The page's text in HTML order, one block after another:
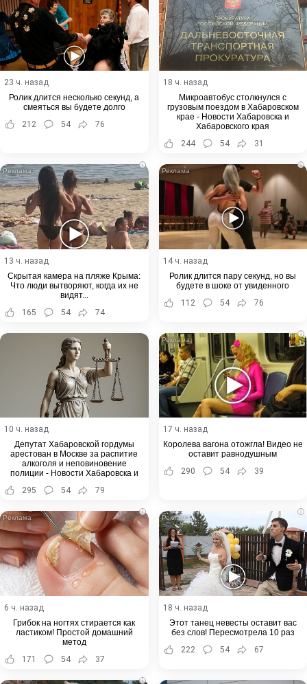
23 ч. назад
Ролик длится несколько секунд, а
смеяться вы будете долго
212
54 76
18 ч. назад
Микроавтобус столкнулся с
грузовым поездом в Хабаровском
крае - Новости Хабаровска и
Хабаровского края
244
54 31
i
13 ч. назад
Скрытая камера на пляже Крыма:
Что люди вытворяют, когда их не
видят...
165
54 74
i
14 ч. назад
Ролик длится пару секунд, но вы
будете в шоке от увиденного
112
54 76
10 ч. назад
Депутат Хабаровской гордумы
арестован в Москве за распитие
алкоголя и неповиновение
полиции - Новости Хабаровска и
295 54 79
i
17 ч. назад
Королева вагона отожгла! Видео не
оставит равнодушным
290
54 39
i
6 ч. назад
Грибок на ногтях стирается как
ластиком! Простой домашний
метод
171
54 37
i
18 ч. назад
Этот танец невесты оставит вас
без слов! Пересмотрела 10 раз
222
54 67
i